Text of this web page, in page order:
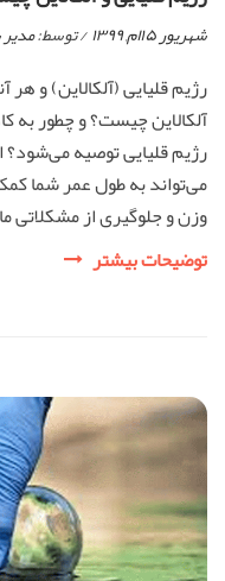
شهریور ۱۵ام, ۱۳۹۹ / توسط:
رژیم قلیایی (آلکالاین) و هر
آلکالاین چیست؟ و چطور
رژیم قلیایی توصیه می‌شود؟
می‌تواند به طول عمر شما
وزن و جلوگیری از مشکلاتی
رژیم
چیست؟
توضیحات بیشتر